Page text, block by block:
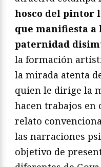
hosco del pintor
que manifiesta a
paternidad
la formación
la mirada atenta
quien le dirige la
hacen trabajos en
relato
las narraciones
objetivo de